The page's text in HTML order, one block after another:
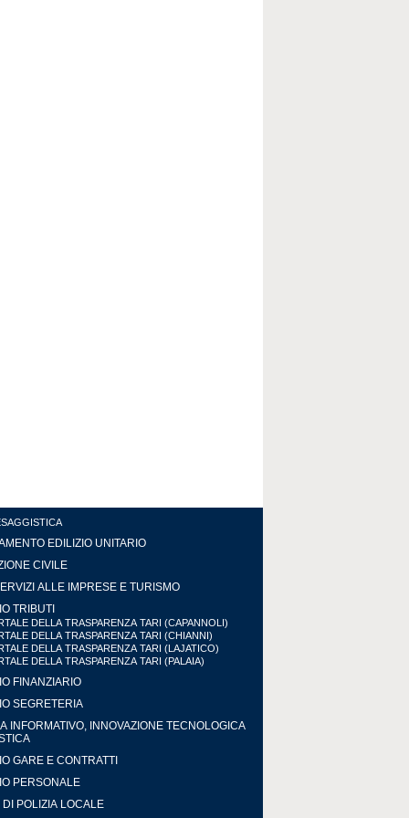
EDILIZIO UNITARIO
CIVILE
ALLE IMPRESE E TURISMO
TRIBUTI
DELLA TRASPARENZA TARI (CAPANNOLI)
DELLA TRASPARENZA TARI (CHIANNI)
DELLA TRASPARENZA TARI (LAJATICO)
DELLA TRASPARENZA TARI (PALAIA)
FINANZIARIO
SEGRETERIA
INFORMATIVO, INNOVAZIONE TECNOLOGICA
GARE E CONTRATTI
PERSONALE
POLIZIA LOCALE